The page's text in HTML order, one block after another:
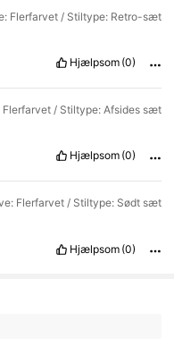
Flerfarvet / Stiltype: Retro-sæt
Hjælpsom (0)
Flerfarvet / Stiltype: Afsides sæt
Hjælpsom (0)
Flerfarvet / Stiltype: Sødt sæt
Hjælpsom (0)